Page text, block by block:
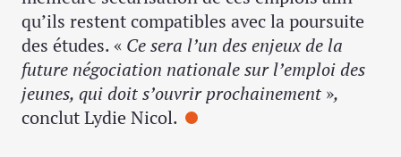
qu’ils restent compatibles avec la poursuite
des études. « Ce sera l’un des enjeux de la
future négociation nationale sur l’emploi des
jeunes, qui doit s’ouvrir prochainement »,
conclut Lydie Nicol.